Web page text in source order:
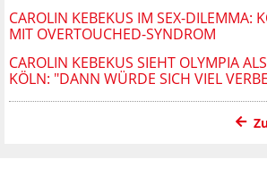
CAROLIN KEBEKUS IM SEX-DILEMMA:
MIT OVERTOUCHED-SYNDROM
CAROLIN KEBEKUS SIEHT OLYMPIA
KÖLN: "DANN WÜRDE SICH VIEL